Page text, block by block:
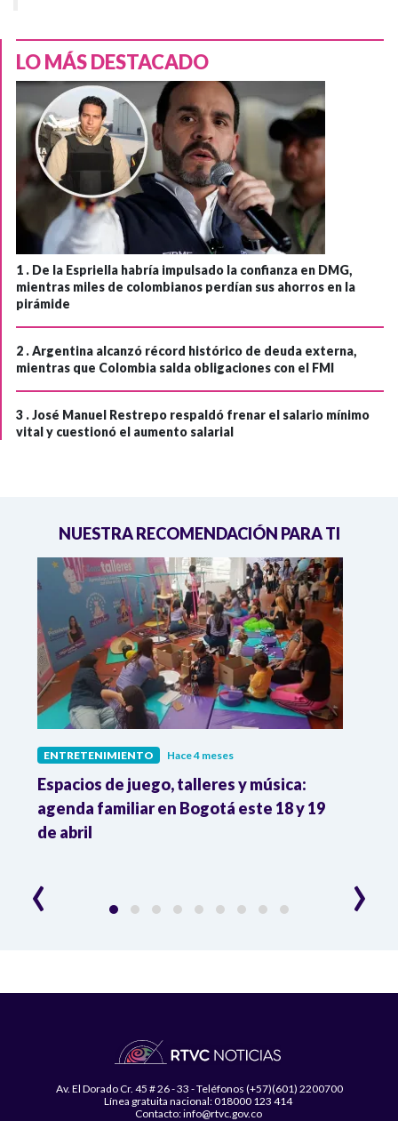
LO MÁS DESTACADO
1 . De la Espriella habría impulsado la confianza en DMG,
mientras miles de colombianos perdían sus ahorros en la
pirámide
2 .Argentina alcanzó récord histórico de deuda externa,
mientras que Colombia salda obligaciones con el FMI
3 .José Manuel Restrepo respaldó frenar el salario mínimo
vital y cuestionó el aumento salarial
NUESTRA RECOMENDACIÓN PARA TI
ENTRETENIMIENTO Hace 4 meses
Espacios de juego, talleres y música:
agenda familiar en Bogotá este 18 y 19
de abril
‹ ›
Av. El Dorado Cr. 45 # 26 - 33 - Teléfonos (+57)(601) 2200700
Línea gratuita nacional: 018000 123 414
Contacto: info@rtvc.gov.co